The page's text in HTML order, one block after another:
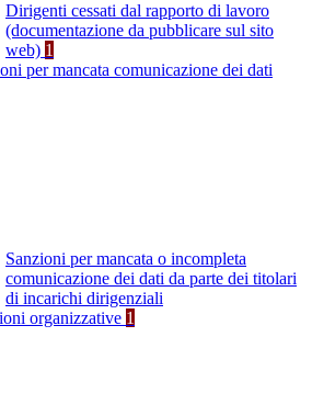
Dirigenti cessati dal rapporto di lavoro
(documentazione da pubblicare sul sito
web) 1
per mancata comunicazione dei dati
Sanzioni per mancata o incompleta
comunicazione dei dati da parte dei titolari
di incarichi dirigenziali
organizzative 1